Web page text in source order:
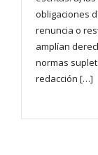
obligaciones
renuncia o
amplían
normas
redacción […]